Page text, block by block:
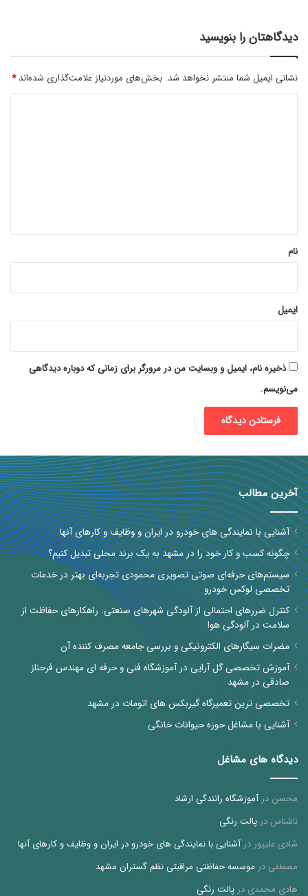
دیدگاهتان را بنویسید
نشانی ایمیل شما منتشر نخواهد شد. بخش‌های موردنیاز علامت‌گذاری شده‌اند*
نام
ایمیل
ذخیره نام، ایمیل و وبسایت من در مرورگر برای زمانی که دوباره دیدگاهی
می‌نویسم.
آخرین مطالب
آشنایی با نمایندگی های خودرو در ایران و وظایف و کارهای آنها
چگونه کسب و کار خود را در مشهد به یک برند محلی تبدیل کنیم؟
سیستم‌های حرفه‌ای صوتی تصویری محمودی تجربه‌ای بهتر در خدمات
تخصصی لوکس خودرو
کنترل ضررهای احتمالی از آلودگی شهرهای صنعتی: راهکارهای حفاظت از
سلامت در آلودگی هوا
مضرات سیگارهای الکترونیکی و بررسی جامعه مصرف کننده آن
آموزش تخصصی گل آرایی در آموزشگاه فنی و حرفه ای مهندس فرحناز
صادقی در مشهد
تخصصی ترین تعمیرگاه گیربکس های اتومات در مشهد
آشنایی با مشاغل حوزه حیوانات خانگی
دیدگاه های مشاغل
محسن درآموزشگاه رانندگی ارشاد
ناشناس در پالت رنگی
شادی علیپور درآشنایی با نمایندگی های خودرو در ایران و وظایف و کارهای آنها
مصطفی در موسسه حفاظتی مراقبتی نظم گستران مشهد
هادی محمدی در پالت رنگی